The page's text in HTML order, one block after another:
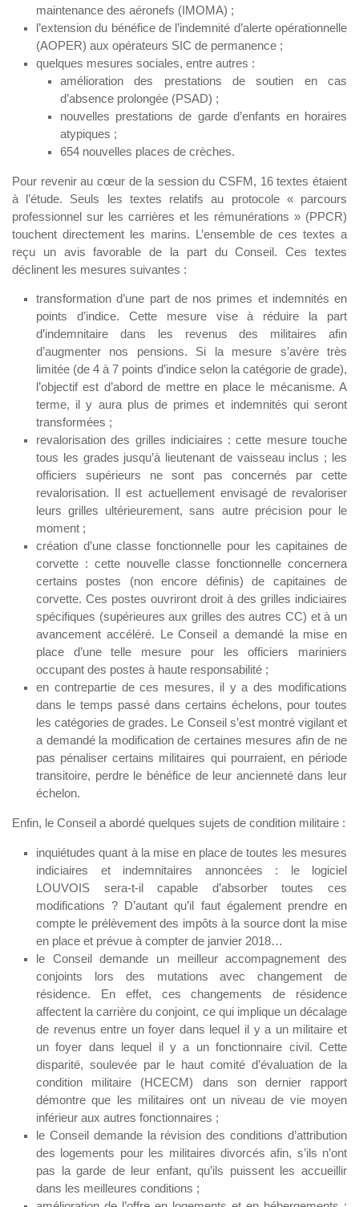
maintenance des aéronefs (IMOMA) ;
l’extension du bénéfice de l’indemnité d’alerte opérationnelle
(AOPER) aux opérateurs SIC de permanence ;
quelques mesures sociales, entre autres :
amélioration des prestations de soutien en cas
d’absence prolongée (PSAD) ;
nouvelles prestations de garde d’enfants en horaires
atypiques ;
654 nouvelles places de crèches.
Pour revenir au cœur de la session du CSFM, 16 textes étaient
à l’étude. Seuls les textes relatifs au protocole « parcours
professionnel sur les carrières et les rémunérations » (PPCR)
touchent directement les marins. L’ensemble de ces textes a
reçu un avis favorable de la part du Conseil. Ces textes
déclinent les mesures suivantes :
transformation d’une part de nos primes et indemnités en
points d’indice. Cette mesure vise à réduire la part
d’indemnitaire dans les revenus des militaires afin
d’augmenter nos pensions. Si la mesure s’avère très
limitée (de 4 à 7 points d’indice selon la catégorie de grade),
l’objectif est d’abord de mettre en place le mécanisme. A
terme, il y aura plus de primes et indemnités qui seront
transformées ;
revalorisation des grilles indiciaires : cette mesure touche
tous les grades jusqu’à lieutenant de vaisseau inclus ; les
officiers supérieurs ne sont pas concernés par cette
revalorisation. Il est actuellement envisagé de revaloriser
leurs grilles ultérieurement, sans autre précision pour le
moment ;
création d’une classe fonctionnelle pour les capitaines de
corvette : cette nouvelle classe fonctionnelle concernera
certains postes (non encore définis) de capitaines de
corvette. Ces postes ouvriront droit à des grilles indiciaires
spécifiques (supérieures aux grilles des autres CC) et à un
avancement accéléré. Le Conseil a demandé la mise en
place d’une telle mesure pour les officiers mariniers
occupant des postes à haute responsabilité ;
en contrepartie de ces mesures, il y a des modifications
dans le temps passé dans certains échelons, pour toutes
les catégories de grades. Le Conseil s’est montré vigilant et
a demandé la modification de certaines mesures afin de ne
pas pénaliser certains militaires qui pourraient, en période
transitoire, perdre le bénéfice de leur ancienneté dans leur
échelon.
Enfin, le Conseil a abordé quelques sujets de condition militaire :
inquiétudes quant à la mise en place de toutes les mesures
indiciaires et indemnitaires annoncées : le logiciel
LOUVOIS sera-t-il capable d’absorber toutes ces
modifications ? D’autant qu’il faut également prendre en
compte le prélèvement des impôts à la source dont la mise
en place et prévue à compter de janvier 2018…
le Conseil demande un meilleur accompagnement des
conjoints lors des mutations avec changement de
résidence. En effet, ces changements de résidence
affectent la carrière du conjoint, ce qui implique un décalage
de revenus entre un foyer dans lequel il y a un militaire et
un foyer dans lequel il y a un fonctionnaire civil. Cette
disparité, soulevée par le haut comité d’évaluation de la
condition militaire (HCECM) dans son dernier rapport
démontre que les militaires ont un niveau de vie moyen
inférieur aux autres fonctionnaires ;
le Conseil demande la révision des conditions d’attribution
des logements pour les militaires divorcés afin, s’ils n’ont
pas la garde de leur enfant, qu’ils puissent les accueillir
dans les meilleures conditions ;